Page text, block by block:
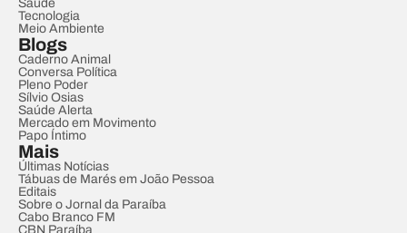
Saúde
Tecnologia
Meio Ambiente
Blogs
Caderno Animal
Conversa Política
Pleno Poder
Sílvio Osias
Saúde Alerta
Mercado em Movimento
Papo Íntimo
Mais
Últimas Notícias
Tábuas de Marés em João Pessoa
Editais
Sobre o Jornal da Paraíba
Cabo Branco FM
CBN Paraíba